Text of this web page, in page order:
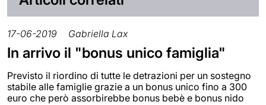
17-06-2019 Gabriella Lax
In arrivo il "bonus unico famiglia"
Previsto il riordino di tutte le detrazioni per un sostegno
stabile alle famiglie grazie a un bonus unico fino a 300
euro che però assorbirebbe bonus bebè e bonus nido